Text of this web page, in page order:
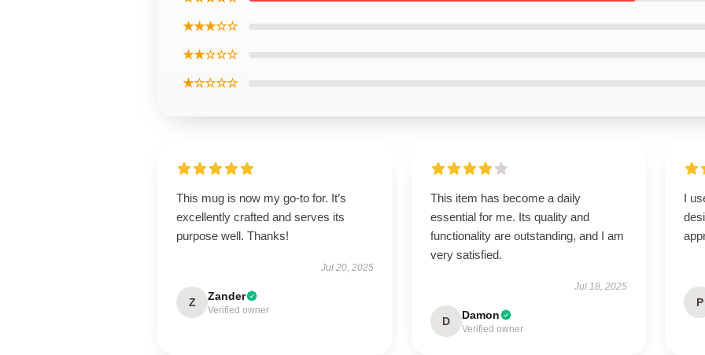
★★★☆☆
★★☆☆☆
★☆☆☆☆
This mug is now my go-to for. It’s
excellently crafted and serves its
purpose well. Thanks!
Jul 20, 2025
Z Zander
Verified owner
This item has become a daily
essential for me. Its quality and
functionality are outstanding, and I am
very satisfied.
Jul 18, 2025
D Damon
Verified owner
I
P